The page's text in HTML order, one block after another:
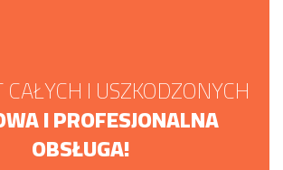
I USZKODZONYCH
I PROFESJONALNA
OBSŁUGA!